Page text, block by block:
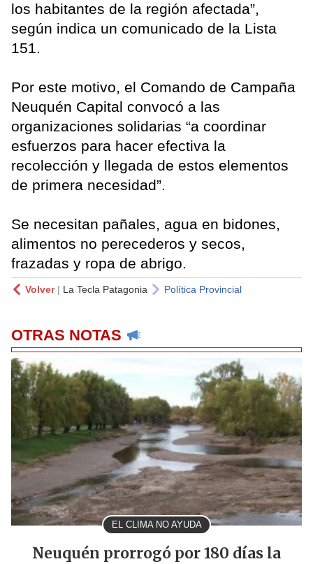
los habitantes de la región afectada”,
según indica un comunicado de la Lista
151.
Por este motivo, el Comando de Campaña
Neuquén Capital convocó a las
organizaciones solidarias “a coordinar
esfuerzos para hacer efectiva la
recolección y llegada de estos elementos
de primera necesidad”.
Se necesitan pañales, agua en bidones,
alimentos no perecederos y secos,
frazadas y ropa de abrigo.
Volver| La Tecla Patagonia Política Provincial
OTRAS NOTAS
EL CLIMA NO AYUDA
Neuquén prorrogó por 180 días la